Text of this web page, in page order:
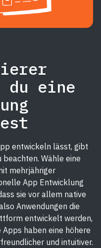
du eine
entwickeln lässt, gibt
Wähle eine
mehrjähriger
App Entwicklung
sie vor allem native
Anwendungen die
entwickelt werden,
Apps haben eine höhere
und intuitiver.